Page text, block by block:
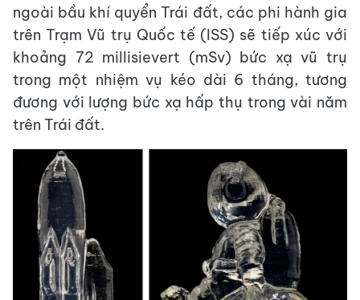
ngoài bầu khí quyển Trái đất, các phi hành gia
trên Trạm Vũ trụ Quốc tế (ISS) sẽ tiếp xúc với
khoảng 72 millisievert (mSv) bức xạ vũ trụ
trong một nhiệm vụ kéo dài 6 tháng, tương
đương với lượng bức xạ hấp thụ trong vài năm
trên Trái đất.